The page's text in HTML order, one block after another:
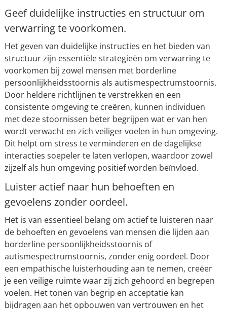
Geef duidelijke instructies en structuur om
verwarring te voorkomen.
Het geven van duidelijke instructies en het bieden van
structuur zijn essentiële strategieën om verwarring te
voorkomen bij zowel mensen met borderline
persoonlijkheidsstoornis als autismespectrumstoornis.
Door heldere richtlijnen te verstrekken en een
consistente omgeving te creëren, kunnen individuen
met deze stoornissen beter begrijpen wat er van hen
wordt verwacht en zich veiliger voelen in hun omgeving.
Dit helpt om stress te verminderen en de dagelijkse
interacties soepeler te laten verlopen, waardoor zowel
zijzelf als hun omgeving positief worden beïnvloed.
Luister actief naar hun behoeften en
gevoelens zonder oordeel.
Het is van essentieel belang om actief te luisteren naar
de behoeften en gevoelens van mensen die lijden aan
borderline persoonlijkheidsstoornis of
autismespectrumstoornis, zonder enig oordeel. Door
een empathische luisterhouding aan te nemen, creëer
je een veilige ruimte waar zij zich gehoord en begrepen
voelen. Het tonen van begrip en acceptatie kan
bijdragen aan het opbouwen van vertrouwen en het